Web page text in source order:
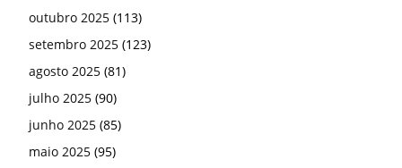
outubro 2025 (113)
setembro 2025 (123)
agosto 2025 (81)
julho 2025 (90)
junho 2025 (85)
maio 2025 (95)